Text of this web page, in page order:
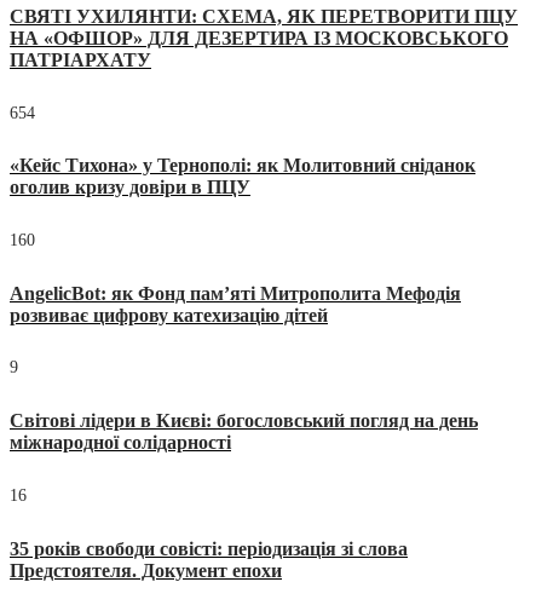
СВЯТІ УХИЛЯНТИ: СХЕМА, ЯК ПЕРЕТВОРИТИ ПЦУ
НА «ОФШОР» ДЛЯ ДЕЗЕРТИРА ІЗ МОСКОВСЬКОГО
ПАТРІАРХАТУ
654
«Кейс Тихона» у Тернополі: як Молитовний сніданок
оголив кризу довіри в ПЦУ
160
AngelicBot: як Фонд пам’яті Митрополита Мефодія
розвиває цифрову катехизацію дітей
9
Світові лідери в Києві: богословський погляд на день
міжнародної солідарності
16
35 років свободи совісті: періодизація зі слова
Предстоятеля. Документ епохи